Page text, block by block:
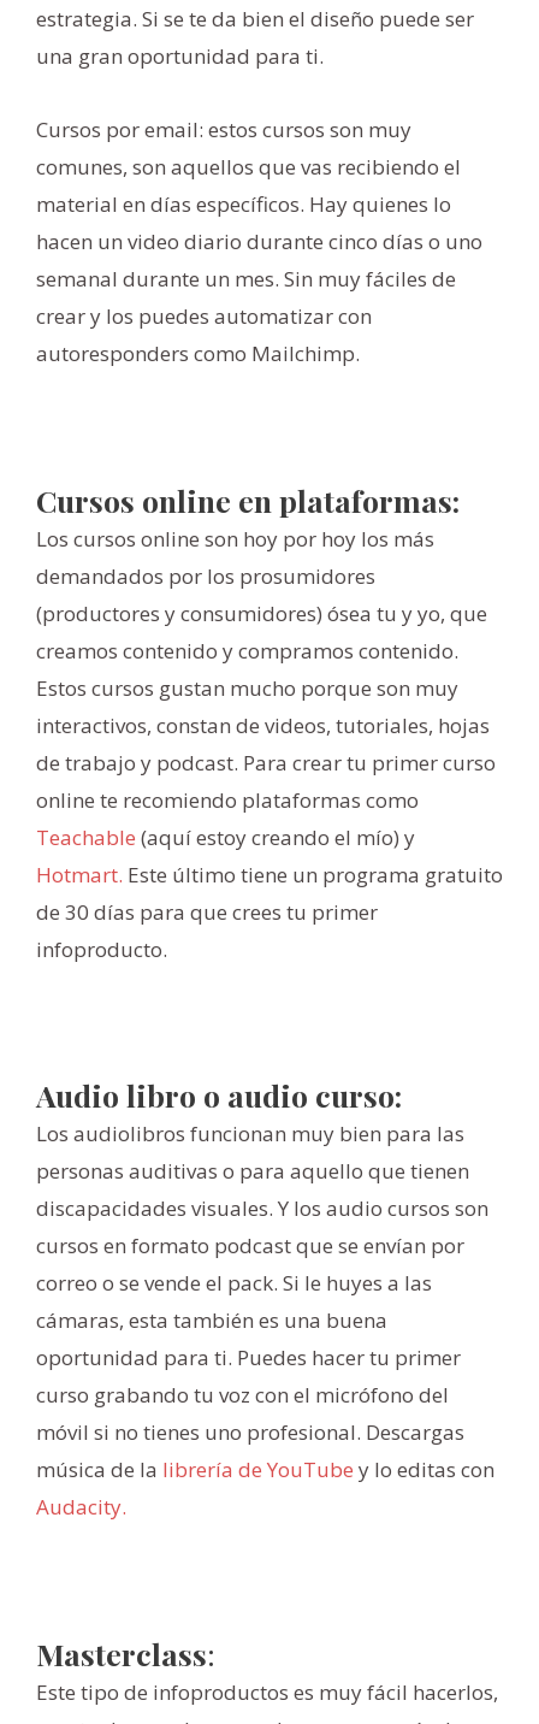
estrategia. Si se te da bien el diseño puede ser
una gran oportunidad para ti.
Cursos por email: estos cursos son muy
comunes, son aquellos que vas recibiendo el
material en días específicos. Hay quienes lo
hacen un video diario durante cinco días o uno
semanal durante un mes. Sin muy fáciles de
crear y los puedes automatizar con
autoresponders como Mailchimp.
Cursos online en plataformas:
Los cursos online son hoy por hoy los más
demandados por los prosumidores
(productores y consumidores) ósea tu y yo, que
creamos contenido y compramos contenido.
Estos cursos gustan mucho porque son muy
interactivos, constan de videos, tutoriales, hojas
de trabajo y podcast. Para crear tu primer curso
online te recomiendo plataformas como
Teachable (aquí estoy creando el mío) y
Hotmart. Este último tiene un programa gratuito
de 30 días para que crees tu primer
infoproducto.
Audio libro o audio curso:
Los audiolibros funcionan muy bien para las
personas auditivas o para aquello que tienen
discapacidades visuales. Y los audio cursos son
cursos en formato podcast que se envían por
correo o se vende el pack. Si le huyes a las
cámaras, esta también es una buena
oportunidad para ti. Puedes hacer tu primer
curso grabando tu voz con el micrófono del
móvil si no tienes uno profesional. Descargas
música de la librería de YouTube y lo editas con
Audacity.
Masterclass:
Este tipo de infoproductos es muy fácil hacerlos,